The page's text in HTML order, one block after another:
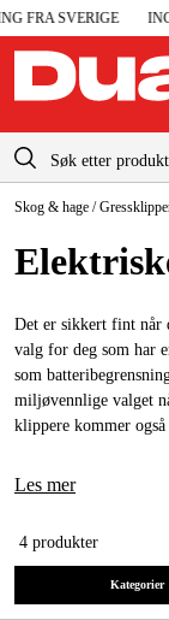
FRA SVERIGE
Norge
Sverige
Danmark
Suomi
Deutschland
Maskiner og
Garasje og
Maskintilbehør
Arbeidsklær og
Elektro og bygg
Skog og hage
Hjem og fritid
info@duab.no
Skog & hage /
Det er sikkert fint når
valg for deg som har
som
miljøvennlige valget
klippere kommer også
Les mer
4 produkter
Kategorier